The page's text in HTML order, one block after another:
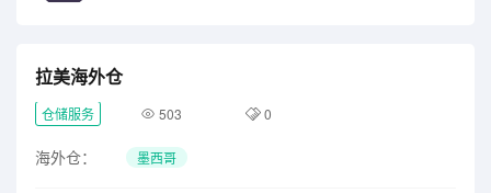
拉美海外仓
仓储服务 503 0
海外仓： 墨西哥